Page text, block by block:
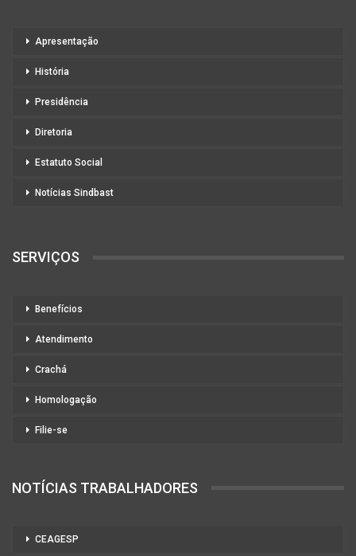
Apresentação
História
Presidência
Diretoria
Estatuto Social
Notícias Sindbast
SERVIÇOS
Benefícios
Atendimento
Crachá
Homologação
Filie-se
NOTÍCIAS TRABALHADORES
CEAGESP